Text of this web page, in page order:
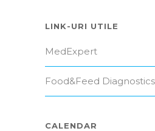
LINK-URI UTILE
MedExpert
Food&Feed Diagnostics
CALENDAR